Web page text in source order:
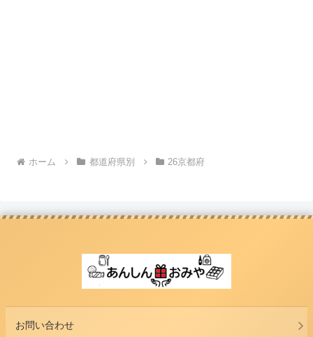
ホーム 都道府県別 26京都府
お問い合わせ